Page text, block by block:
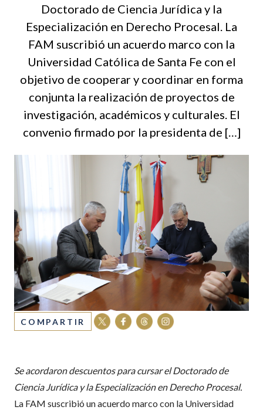
Doctorado de Ciencia Jurídica y la
Especialización en Derecho Procesal. La
FAM suscribió un acuerdo marco con la
Universidad Católica de Santa Fe con el
objetivo de cooperar y coordinar en forma
conjunta la realización de proyectos de
investigación, académicos y culturales. El
convenio firmado por la presidenta de […]
COMPARTIR
Se acordaron descuentos para cursar el Doctorado de
Ciencia Jurídica y la Especialización en Derecho Procesal.
La FAM suscribió un acuerdo marco con la Universidad